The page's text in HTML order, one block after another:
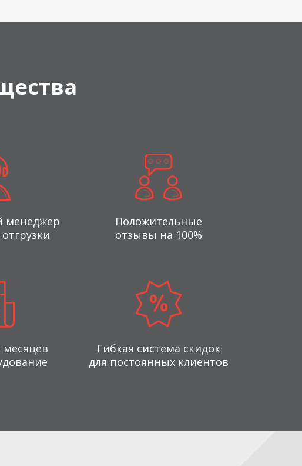
менеджер
Положительные
отзывы на 100%
месяцев
Гибкая система скидок
для постоянных клиентов